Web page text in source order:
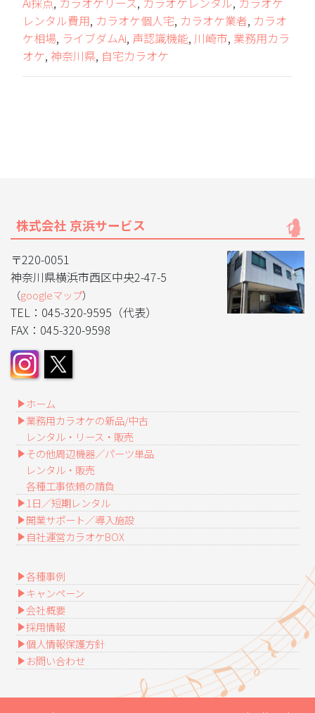
レンタル費用, カラオケ個人宅, カラオケ業者, カラオ
ケ相場, ライブダムAi, 声認識機能, 川崎市, 業務用カラ
オケ, 神奈川県, 自宅カラオケ
株式会社 京浜サービス
〒220-0051
神奈川県横浜市西区中央2-47-5
（googleマップ）
TEL：045-320-9595（代表）
FAX：045-320-9598
ホーム
業務用カラオケの新品/中古
レンタル・リース・販売
その他周辺機器／パーツ単品
レンタル・販売
各種工事依頼の請負
1日／短期レンタル
開業サポート／導入施設
自社運営カラオケBOX
各種事例
キャンペーン
会社概要
採用情報
個人情報保護方針
お問い合わせ